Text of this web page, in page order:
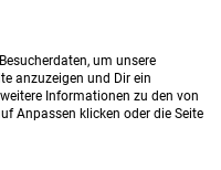
um unsere
anzuzeigen und Dir ein
Informationen zu den von
Anpassen klicken oder die Seite
Store GmbH
Sport-